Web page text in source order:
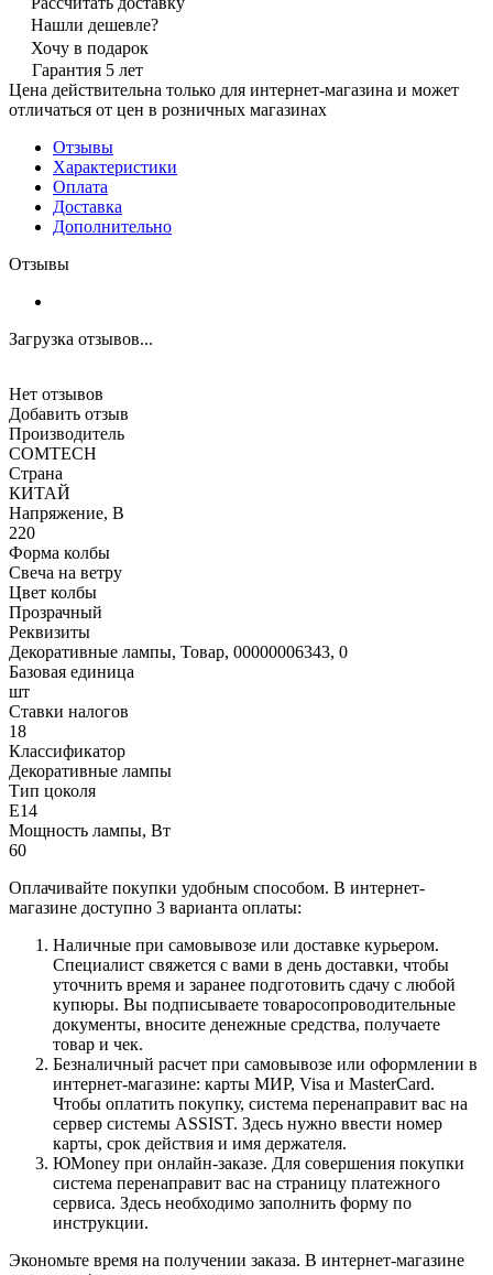
Нашли дешевле?
Хочу в подарок
Гарантия 5 лет
Цена действительна только для интернет-магазина и может
отличаться от цен в розничных магазинах
Отзывы
Характеристики
Оплата
Доставка
Дополнительно
Отзывы
Загрузка отзывов...
Нет отзывов
Добавить отзыв
Производитель
COMTECH
Страна
КИТАЙ
Напряжение, В
220
Форма колбы
Свеча на ветру
Цвет колбы
Прозрачный
Реквизиты
Декоративные лампы, Товар, 00000006343, 0
Базовая единица
шт
Ставки налогов
18
Классификатор
Декоративные лампы
Тип цоколя
Е14
Мощность лампы, Вт
60
Оплачивайте покупки удобным способом. В интернет-
магазине доступно 3 варианта оплаты:
Наличные при самовывозе или доставке курьером.
Специалист свяжется с вами в день доставки, чтобы
уточнить время и заранее подготовить сдачу с любой
купюры. Вы подписываете товаросопроводительные
документы, вносите денежные средства, получаете
товар и чек.
Безналичный расчет при самовывозе или оформлении в
интернет-магазине: карты МИР, Visa и MasterCard.
Чтобы оплатить покупку, система перенаправит вас на
сервер системы ASSIST. Здесь нужно ввести номер
карты, срок действия и имя держателя.
ЮMoney при онлайн-заказе. Для совершения покупки
система перенаправит вас на страницу платежного
сервиса. Здесь необходимо заполнить форму по
инструкции.
Экономьте время на получении заказа. В интернет-магазине